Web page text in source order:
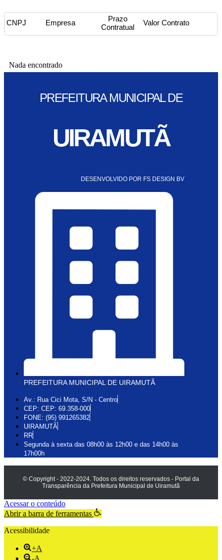
CNPJ Empresa
Prazo
Contratual
Valor Contrato
Nada encontrado
PREFEITURA MUNICIPAL DE
UIRAMUTÃ
DESENVOLVIDO POR FS DESIGN BV
PREFEITURA MUNICIPAL DE UIRAMUTÃ
Av.: Rua Cici Mota, S/N - Centro
CEP: CEP: 69.358-000
FONE: (95) 991265382
UIRAMUTÃ
RR
Segunda à sexta das 08h00 às 12h00 e das 14h00 às
17h00h
© Copyright - 2022-2024. Todos os direitos reservados - Portal da
Transparência da Prefeitura Municipal de Uiramutã
Acessar o conteúdo
Abrir a barra de ferramentas
Acessibilidade
+A
-A